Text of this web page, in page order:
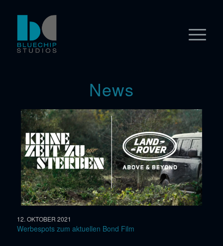
News
12. OKTOBER 2021
Werbespots zum aktuellen Bond Film